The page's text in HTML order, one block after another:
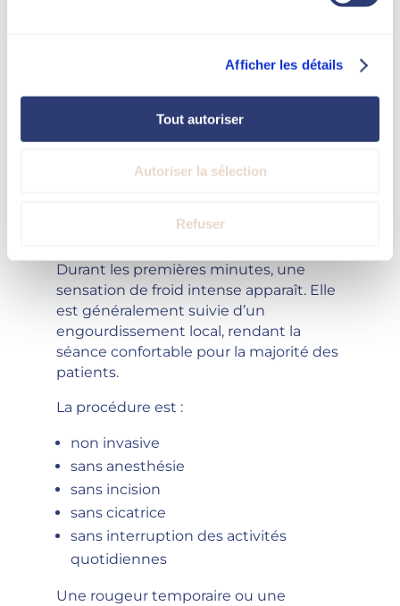
Afficher les détails
Tout autoriser
Autoriser la sélection
Refuser
semaines afin de respecter le cycle
La cryolipolyse est-elle douloureuse ?
Durant les premières minutes, une
sensation de froid intense apparaît. Elle
est généralement suivie d’un
engourdissement local, rendant la
séance confortable pour la majorité des
patients.
La procédure est :
non invasive
sans anesthésie
sans incision
sans cicatrice
sans interruption des activités
quotidiennes
Une rougeur temporaire ou une